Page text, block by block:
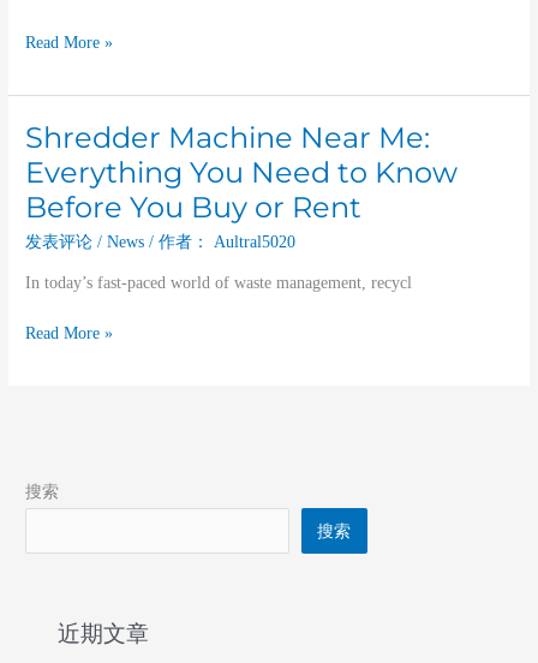
Read More »
Shredder Machine Near Me:
Everything You Need to Know
Before You Buy or Rent
发表评论 /News / 作者： Aultral5020
In today’s fast-paced world of waste management, recycl
Shredder
Machine
Near
Me:
Everything
Need
Know
Read More »
搜索
搜索
近期文章